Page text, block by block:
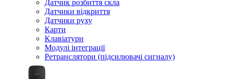
Датчик розбиття скла
Датчики відкриття
Датчики руху
Карти
Клавіатури
Модулі інтеграції
Ретранслятори (підсилювачі сигналу)